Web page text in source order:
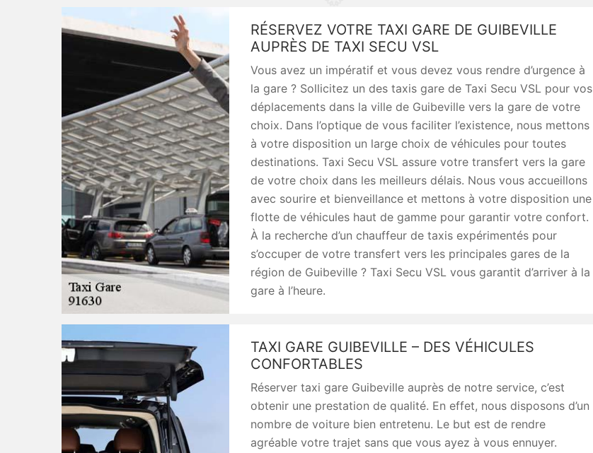
RÉSERVEZ VOTRE TAXI GARE DE GUIBEVILLE
AUPRÈS DE TAXI SECU VSL
Vous avez un impératif et vous devez vous rendre d’urgence à
la gare ? Sollicitez un des taxis gare de Taxi Secu VSL pour vos
déplacements dans la ville de Guibeville vers la gare de votre
choix. Dans l’optique de vous faciliter l’existence, nous mettons
à votre disposition un large choix de véhicules pour toutes
destinations. Taxi Secu VSL assure votre transfert vers la gare
de votre choix dans les meilleurs délais. Nous vous accueillons
avec sourire et bienveillance et mettons à votre disposition une
flotte de véhicules haut de gamme pour garantir votre confort.
À la recherche d’un chauffeur de taxis expérimentés pour
s’occuper de votre transfert vers les principales gares de la
région de Guibeville ? Taxi Secu VSL vous garantit d’arriver à la
gare à l’heure.
TAXI GARE GUIBEVILLE – DES VÉHICULES
CONFORTABLES
Réserver taxi gare Guibeville auprès de notre service, c’est
obtenir une prestation de qualité. En effet, nous disposons d’un
nombre de voiture bien entretenu. Le but est de rendre
agréable votre trajet sans que vous ayez à vous ennuyer.